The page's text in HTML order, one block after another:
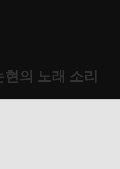
현의 노래 소리